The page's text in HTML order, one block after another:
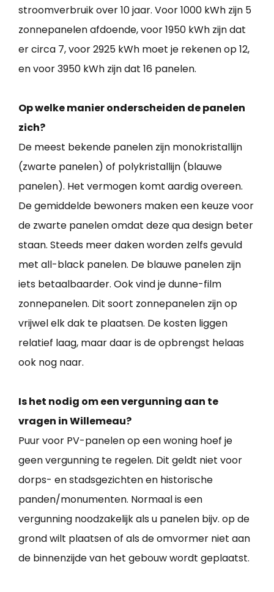
stroomverbruik over 10 jaar. Voor 1000 kWh zijn 5
zonnepanelen afdoende, voor 1950 kWh zijn dat
er circa 7, voor 2925 kWh moet je rekenen op 12,
en voor 3950 kWh zijn dat 16 panelen.
Op welke manier onderscheiden de panelen
zich?
De meest bekende panelen zijn monokristallijn
(zwarte panelen) of polykristallijn (blauwe
panelen). Het vermogen komt aardig overeen.
De gemiddelde bewoners maken een keuze voor
de zwarte panelen omdat deze qua design beter
staan. Steeds meer daken worden zelfs gevuld
met all-black panelen. De blauwe panelen zijn
iets betaalbaarder. Ook vind je dunne-film
zonnepanelen. Dit soort zonnepanelen zijn op
vrijwel elk dak te plaatsen. De kosten liggen
relatief laag, maar daar is de opbrengst helaas
ook nog naar.
Is het nodig om een vergunning aan te
vragen in Willemeau?
Puur voor PV-panelen op een woning hoef je
geen vergunning te regelen. Dit geldt niet voor
dorps- en stadsgezichten en historische
panden/monumenten. Normaal is een
vergunning noodzakelijk als u panelen bijv. op de
grond wilt plaatsen of als de omvormer niet aan
de binnenzijde van het gebouw wordt geplaatst.